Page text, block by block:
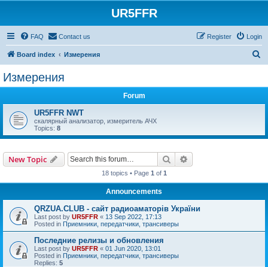
UR5FFR
FAQ Contact us Login
Register
Board index Измерения
Измерения
Forum
UR5FFR NWT
скалярный анализатор, измеритель АЧХ
Topics: 8
New Topic Search
18 topics • Page 1 of 1
Announcements
QRZUA.CLUB - сайт радиоаматорів України
Last post by UR5FFR « 13 Sep 2022, 17:13
Posted in Приемники, передатчики, трансиверы
Последние релизы и обновления
Last post by UR5FFR « 01 Jun 2020, 13:01
Posted in Приемники, передатчики, трансиверы
Replies: 5